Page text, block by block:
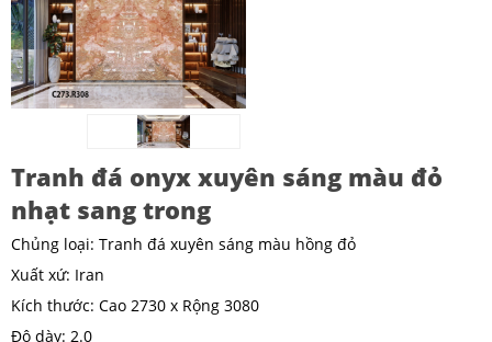
Tranh đá onyx xuyên sáng màu đỏ
nhạt sang trong
Chủng loại: Tranh đá xuyên sáng màu hồng đỏ
Xuất xứ: Iran
Kích thước: Cao 2730 x Rộng 3080
Độ dày: 2.0